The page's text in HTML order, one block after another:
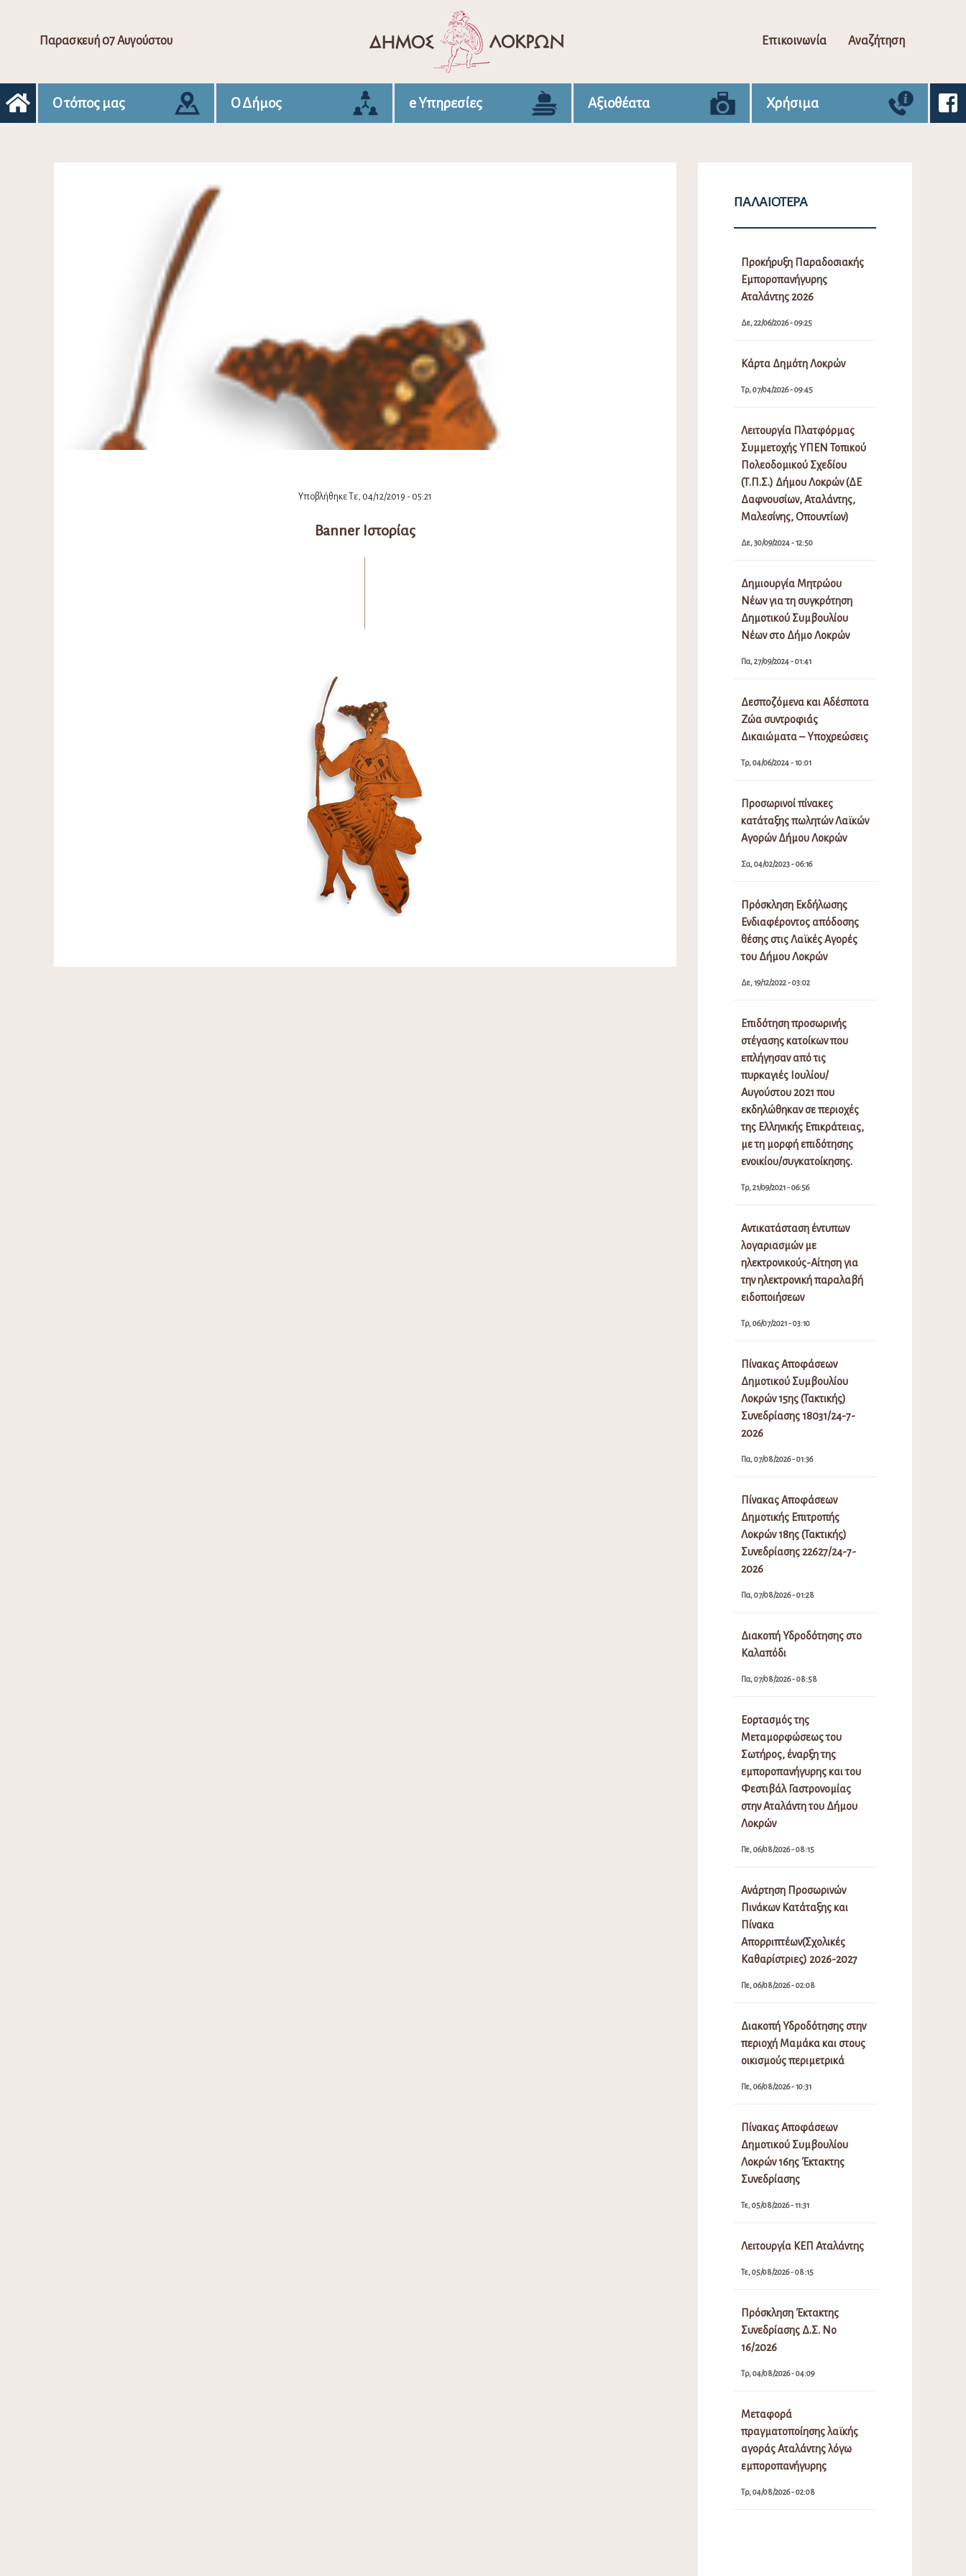
Παρασκευή 07 Αυγούστου Επικοινωνία Αναζήτηση
Ο τόπος μας Ο Δήμος e Υπηρεσίες Αξιοθέατα Χρήσιμα
Υποβλήθηκε Τε, 04/12/2019 - 05:21
Banner Ιστορίας
ΠΑΛΑΙΌΤΕΡΑ
Προκήρυξη Παραδοσιακής
Εμποροπανήγυρης
Αταλάντης 2026
Δε, 22/06/2026 - 09:25
Κάρτα Δημότη Λοκρών
Τρ, 07/04/2026 - 09:45
Λειτουργία Πλατφόρμας
Συμμετοχής ΥΠΕΝ Τοπικού
Πολεοδομικού Σχεδίου
(Τ.Π.Σ.) Δήμου Λοκρών (ΔΕ
Δαφνουσίων, Αταλάντης,
Μαλεσίνης, Οπουντίων)
Δε, 30/09/2024 - 12:50
Δημιουργία Μητρώου
Νέων για τη συγκρότηση
Δημοτικού Συμβουλίου
Νέων στο Δήμο Λοκρών
Πα, 27/09/2024 - 01:41
Δεσποζόμενα και Αδέσποτα
Ζώα συντροφιάς
Δικαιώματα – Υποχρεώσεις
Τρ, 04/06/2024 - 10:01
Προσωρινοί πίνακες
κατάταξης πωλητών Λαϊκών
Αγορών Δήμου Λοκρών
Σα, 04/02/2023 - 06:16
Πρόσκληση Εκδήλωσης
Ενδιαφέροντος απόδοσης
θέσης στις Λαϊκές Αγορές
του Δήμου Λοκρών
Δε, 19/12/2022 - 03:02
Επιδότηση προσωρινής
στέγασης κατοίκων που
επλήγησαν από τις
πυρκαγιές Ιουλίου/
Αυγούστου 2021 που
εκδηλώθηκαν σε περιοχές
της Ελληνικής Επικράτειας,
με τη μορφή επιδότησης
ενοικίου/συγκατοίκησης.
Τρ, 21/09/2021 - 06:56
Αντικατάσταση έντυπων
λογαριασμών με
ηλεκτρονικούς-Αίτηση για
την ηλεκτρονική παραλαβή
ειδοποιήσεων
Τρ, 06/07/2021 - 03:10
Πίνακας Αποφάσεων
Δημοτικού Συμβουλίου
Λοκρών 15ης (Τακτικής)
Συνεδρίασης 18031/24-7-
2026
Πα, 07/08/2026 - 01:36
Πίνακας Αποφάσεων
Δημοτικής Επιτροπής
Λοκρών 18ης (Τακτικής)
Συνεδρίασης 22627/24-7-
2026
Πα, 07/08/2026 - 01:28
Διακοπή Υδροδότησης στο
Καλαπόδι
Πα, 07/08/2026 - 08:58
Εορτασμός της
Μεταμορφώσεως του
Σωτήρος, έναρξη της
εμποροπανήγυρης και του
Φεστιβάλ Γαστρονομίας
στην Αταλάντη του Δήμου
Λοκρών
Πε, 06/08/2026 - 08:15
Ανάρτηση Προσωρινών
Πινάκων Κατάταξης και
Πίνακα
Απορριπτέων(Σχολικές
Καθαρίστριες) 2026-2027
Πε, 06/08/2026 - 02:08
Διακοπή Υδροδότησης στην
περιοχή Μαμάκα και στους
οικισμούς περιμετρικά
Πε, 06/08/2026 - 10:31
Πίνακας Αποφάσεων
Δημοτικού Συμβουλίου
Λοκρών 16ης Έκτακτης
Συνεδρίασης
Τε, 05/08/2026 - 11:31
Λειτουργία ΚΕΠ Αταλάντης
Τε, 05/08/2026 - 08:15
Πρόσκληση Έκτακτης
Συνεδρίασης Δ.Σ. Νο
16/2026
Τρ, 04/08/2026 - 04:09
Μεταφορά
πραγματοποίησης λαϊκής
αγοράς Αταλάντης λόγω
εμποροπανήγυρης
Τρ, 04/08/2026 - 02:08